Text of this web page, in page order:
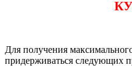
Для получения
придерживаться следующих